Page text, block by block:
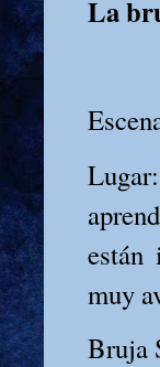
La
Lugar:
están
muy
Bruja